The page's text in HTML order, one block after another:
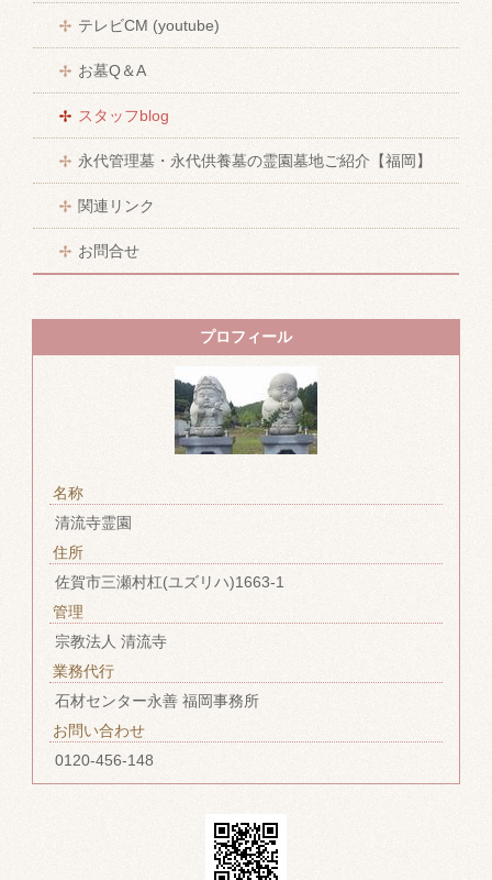
テレビCM (youtube)
お墓Q＆A
スタッフblog
永代管理墓・永代供養墓の霊園墓地ご紹介【福岡】
関連リンク
お問合せ
プロフィール
名称
清流寺霊園
住所
佐賀市三瀬村杠(ユズリハ)1663-1
管理
宗教法人 清流寺
業務代行
石材センター永善 福岡事務所
お問い合わせ
0120-456-148